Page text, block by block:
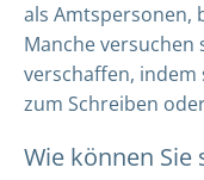
als Amtspersonen,
Manche versuchen
verschaffen, indem
zum Schreiben
Wie können Sie